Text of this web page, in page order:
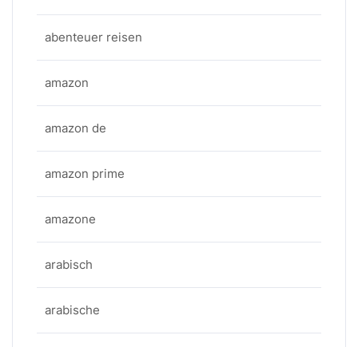
abenteuer reisen
amazon
amazon de
amazon prime
amazone
arabisch
arabische